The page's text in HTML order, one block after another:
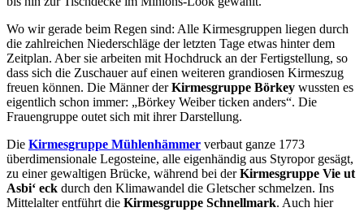
Wo wir gerade beim Regen sind: Alle Kirmesgruppen liegen durch
die zahlreichen Niederschläge der letzten Tage etwas hinter dem
Zeitplan. Aber sie arbeiten mit Hochdruck an der Fertigstellung, so
dass sich die Zuschauer auf einen weiteren grandiosen Kirmeszug
freuen können. Die Männer derKirmesgruppe Börkey wussten es
eigentlich schon immer: „Börkey Weiber ticken anders“. Die
Frauengruppe outet sich mit ihrer Darstellung.
Die Kirmesgruppe Mühlenhämmer verbaut ganze 1773
überdimensionale Legosteine, alle eigenhändig aus Styropor gesägt,
zu einer gewaltigen Brücke, während bei derKirmesgruppe Vie ut
Asbi‘ eck durch den Klimawandel die Gletscher schmelzen. Ins
Mittelalter entführt die Kirmesgruppe Schnellmark. Auch hier